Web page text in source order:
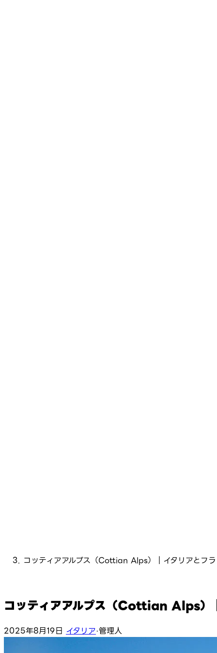
コッティアアルプス（Cottian Alps）｜イタリアとフ
コッティアアルプス（Cottian Alps）
2025年8月19日 イタリア·管理人